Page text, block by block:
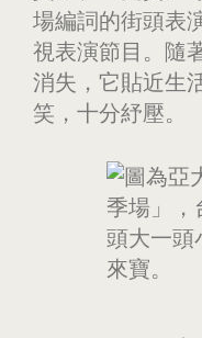
場編詞的街頭表
視表演節目。隨
消失，它貼近生
笑，十分紓壓。